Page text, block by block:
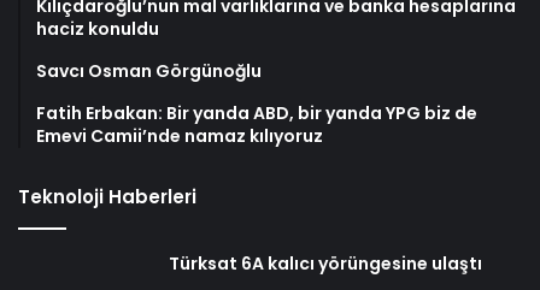
Kılıçdaroğlu’nun mal varlıklarına ve banka hesaplarına
haciz konuldu
Savcı Osman Görgünoğlu
Fatih Erbakan: Bir yanda ABD, bir yanda YPG biz de
Emevi Camii’nde namaz kılıyoruz
Teknoloji Haberleri
Türksat 6A kalıcı yörüngesine ulaştı